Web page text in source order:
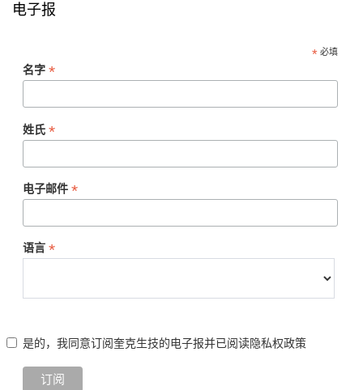
电子报
*必填
名字 *
姓氏 *
电子邮件 *
语言 *
是的，我同意订阅奎克生技的电子报并已阅读隐私权政策